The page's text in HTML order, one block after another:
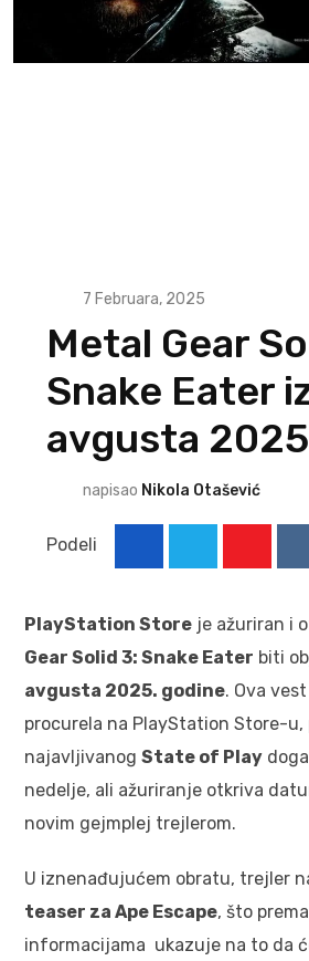
7 Februara, 2025
Metal Gear
Snake Eater
avgusta
napisao Nikola Otašević
Podeli
PlayStation Store je ažuriran i
Gear Solid 3: Snake Eater biti
avgusta 2025. godine. Ova
procurela na PlayStation Store-u,
najavljivanog State of Play
nedelje, ali ažuriranje otkriva
novim gejmplej trejlerom.
U iznenađujućem obratu, trejler
teaser za Ape Escape, što
informacijama ukazuje na to da